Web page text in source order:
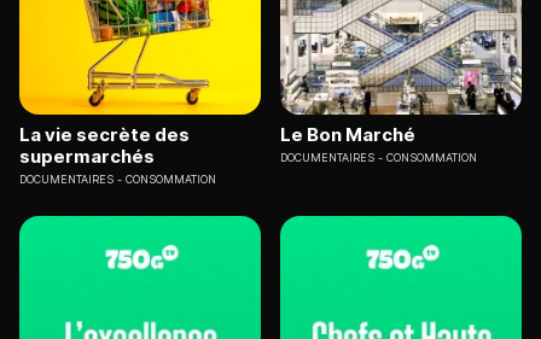
La vie secrète des
supermarchés
DOCUMENTAIRES CONSOMMATION
Le Bon Marché
DOCUMENTAIRES CONSOMMATION